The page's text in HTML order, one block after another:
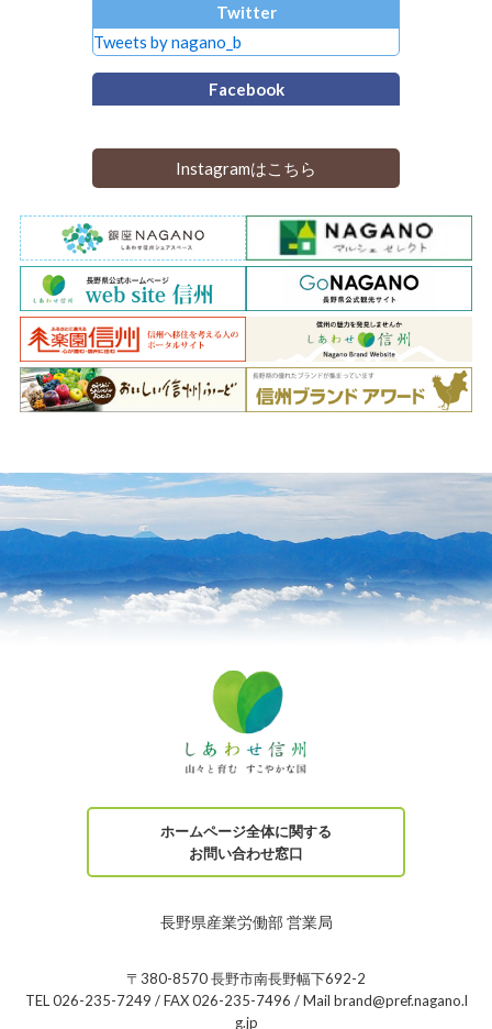
Twitter
Tweets by nagano_b
Facebook
Instagramはこちら
ホームページ全体に関する
お問い合わせ窓口
長野県産業労働部 営業局
〒380-8570 長野市南長野幅下692-2
TEL 026-235-7249 / FAX 026-235-7496 / Mail brand@pref.nagano.l
g.jp